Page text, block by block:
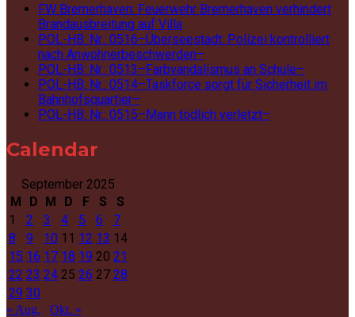
FW Bremerhaven: Feuerwehr Bremerhaven verhindert
Brandausbreitung auf Villa
POL-HB: Nr.: 0516–Überseestadt: Polizei kontrolliert
nach Anwohnerbeschwerden–
POL-HB: Nr.: 0513–Farbvandalismus an Schule–
POL-HB: Nr.: 0514–Taskforce sorgt für Sicherheit im
Bahnhofsquartier–
POL-HB: Nr.: 0515–Mann tödlich verletzt–
Calendar
September 2025
M
D M D F S
S
1
2 3 4 5 6
7
8
9 10 11 12 13 14
15 16 17 18 19 20 21
22 23 24 25 26 27 28
29 30
« Aug. Okt. »